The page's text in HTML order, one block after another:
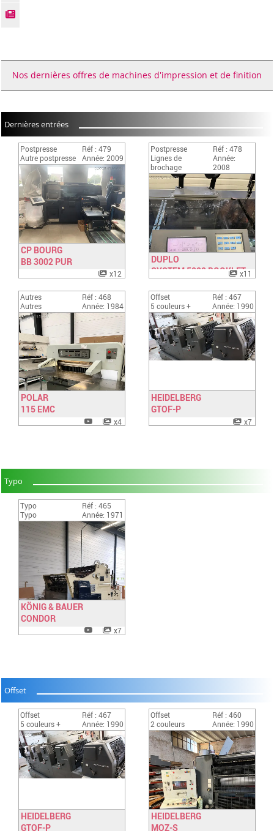
Nos dernières offres de machines d'impression et de finition
Dernières entrées
Postpresse
Autre postpresse
Réf : 479
Année: 2009
Have a look
CP BOURG
BB 3002 PUR
x12
Postpresse
Lignes de
brochage
Réf : 478
Année:
2008
Have a look
DUPLO
SYSTEM 5000 BOOKLET
LINE
x11
Autres
Autres
Réf : 468
Année: 1984
Have a look
POLAR
115 EMC
x4
Offset
5 couleurs +
Réf : 467
Année: 1990
Have a look
HEIDELBERG
GTOF-P
x7
Typo
Typo
Typo
Réf : 465
Année: 1971
Have a look
KÖNIG & BAUER
CONDOR
x7
Offset
Offset
5 couleurs +
Réf : 467
Année: 1990
Have a look
HEIDELBERG
GTOF-P
Offset
2 couleurs
Réf : 460
Année: 1990
HEIDELBERG
MOZ-S